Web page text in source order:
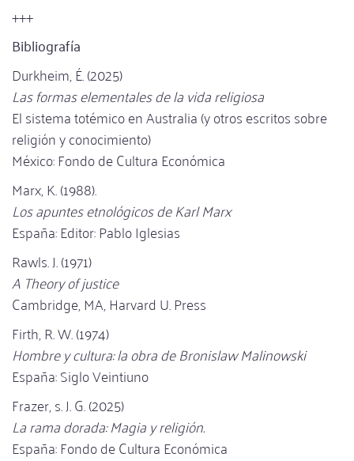
+++
Bibliografía
Durkheim, É. (2025)
Las formas elementales de la vida religiosa
El sistema totémico en Australia (y otros escritos sobre
religión y conocimiento)
México: Fondo de Cultura Económica
Marx, K. (1988).
Los apuntes etnológicos de Karl Marx
España: Editor: Pablo Iglesias
Rawls. J. (1971)
A Theory of justice
Cambridge, MA, Harvard U. Press
Firth, R. W. (1974)
Hombre y cultura: la obra de Bronislaw Malinowski
España: Siglo Veintiuno
Frazer, s. J. G. (2025)
La rama dorada: Magia y religión.
España: Fondo de Cultura Económica